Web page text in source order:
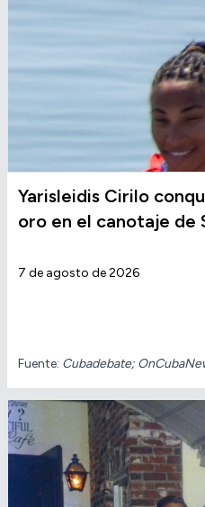
Yarisleidis Cirilo
oro en el canotaje de
7 de agosto de 2026
Fuente: Cubadebate;